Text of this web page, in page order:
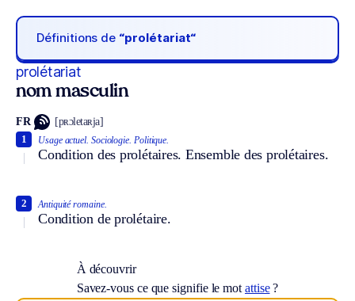
Définitions de “prolétariat“
prolétariat
nom masculin
FR [pʀɔletaʀja]
Usage actuel. Sociologie. Politique.
Condition des prolétaires. Ensemble des prolétaires.
1
Antiquité romaine.
Condition de prolétaire.
2
À découvrir
Savez-vous ce que signifie le mot attise?